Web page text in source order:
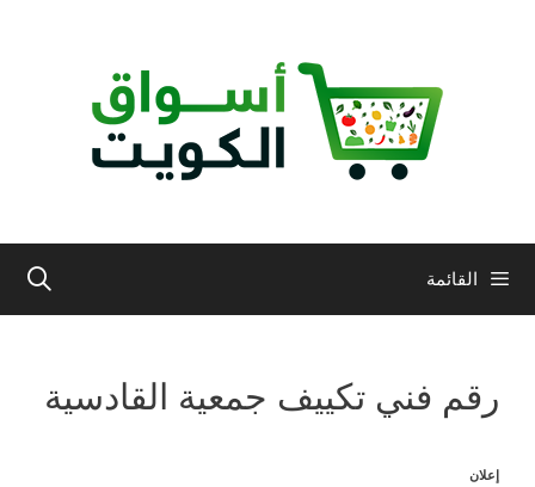
القائمة
رقم فني تكييف جمعية القادسية
إعلان